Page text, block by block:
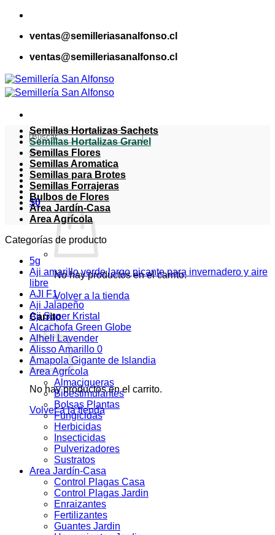
Saltar
contenidoventas@semilleriasanalfonso.cl
ventas@semilleriasanalfonso.cl
Buscar
por:
$0
No hay productos en el carrito.
Volver a la tienda
Carrito
No hay productos en el carrito.
Volver a la tienda
Semillas Hortalizas Sachets
Semillas Hortalizas Granel
Semillas Flores
Semillas Aromatica
Semillas para Brotes
Semillas Forrajeras
Bulbos de Flores
Area Jardín-Casa
Area Agrícola
Categorías de producto
5g
Aji amarillo verde largo picante para invernadero y aire
libre
AJI F1
Aji Jalapeño
Aji Super Kristal
Alcachofa Green Globe
Alheli Lavender
Alisso Amarillo 0
Amapola Gigante de Islandia
Area Agrícola
Almacigueras
Bioestimulantes
Bolsas Plantas
Fungicidas
Herbicidas
Insecticidas
Pulverizadores
Sustratos
Area Jardín-Casa
Control Plagas Casa
Control Plagas Jardin
Enraizantes
Fertilizantes
Guantes Jardin